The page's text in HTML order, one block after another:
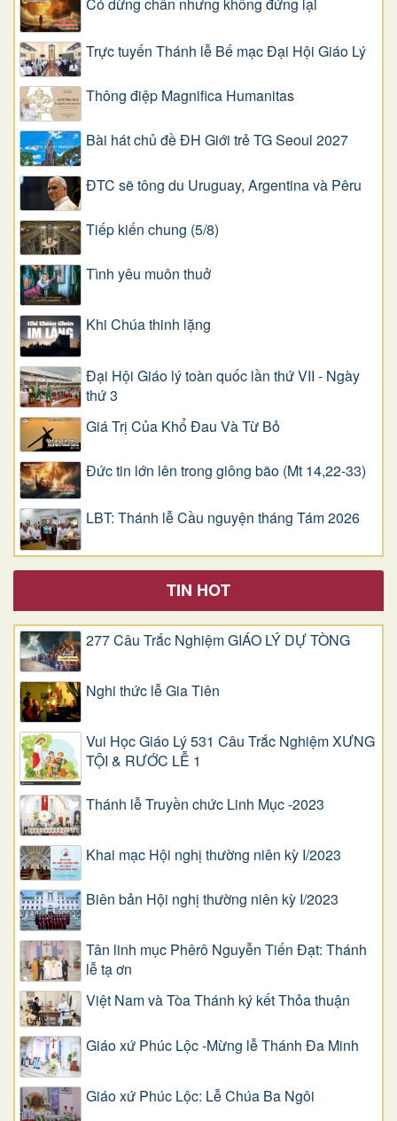
Trực tuyến Thánh lễ Bế mạc Đại Hội Giáo Lý
Thông điệp Magnifica Humanitas
Bài hát chủ đề ĐH Giới trẻ TG Seoul 2027
ĐTC sẽ tông du Uruguay, Argentina và Pêru
Tiếp kiến chung (5/8)
Tình yêu muôn thuở
Khi Chúa thinh lặng
Đại Hội Giáo lý toàn quốc lần thứ VII - Ngày
thứ 3
Giá Trị Của Khổ Ðau Và Từ Bỏ
Đức tin lớn lên trong giông bão (Mt 14,22-33)
LBT: Thánh lễ Cầu nguyện tháng Tám 2026
TIN HOT
277 Câu Trắc Nghiệm GIÁO LÝ DỰ TÒNG
Nghi thức lễ Gia Tiên
Vui Học Giáo Lý 531 Câu Trắc Nghiệm XƯNG
TỘI & RƯỚC LỄ 1
Thánh lễ Truyền chức Linh Mục -2023
Khai mạc Hội nghị thường niên kỳ I/2023
Biên bản Hội nghị thường niên kỳ I/2023
Tân linh mục Phêrô Nguyễn Tiến Đạt: Thánh
lễ tạ ơn
Việt Nam và Tòa Thánh ký kết Thỏa thuận
Giáo xứ Phúc Lộc -Mừng lễ Thánh Đa Minh
Giáo xứ Phúc Lộc: Lễ Chúa Ba Ngôi